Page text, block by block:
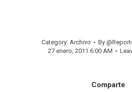
Category: Archivo By
27 enero, 2011 6:00 AM
Comparte